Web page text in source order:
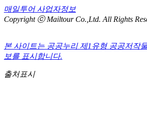
매일투어 사업자정보
Copyright ⓒ Mailtour Co.,Ltd. All Rights
본 사이트는 공공누리 제1유형 공공저작
보를 표시합니다.
출처표시